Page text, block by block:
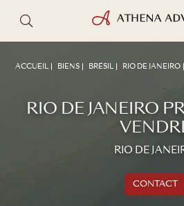
ACCUEIL BIENS BRÉSIL RIO DE JANEIRO
RIO DE JANEIRO
RIO DE
CONTACT